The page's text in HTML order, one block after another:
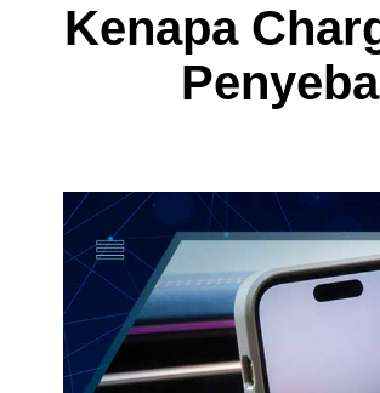
Kenapa